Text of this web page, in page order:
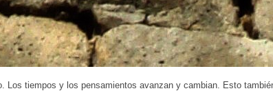
Los tiempos y los pensamientos avanzan y cambian. Esto